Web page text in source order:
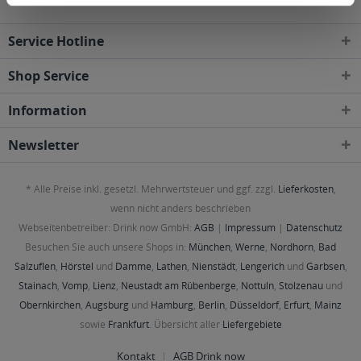
Service Hotline
Shop Service
Information
Newsletter
* Alle Preise inkl. gesetzl. Mehrwertsteuer und ggf. zzgl. Lieferkosten,
wenn nicht anders beschrieben
Webseitenbetreiber: Drink now GmbH: AGB | Impressum | Datenschutz
Besuchen Sie auch unsere Shops in: München, Werne, Nordhorn, Bad
Salzuflen, Hörstel und Damme, Lathen, Nienstädt, Lengerichund Garbsen,
Stainach, Vomp, Lienz, Neustadt am Rübenberge, Nottuln, Stolzenau und
Obernkirchen, Augsburg und Hamburg, Berlin, Düsseldorf, Erfurt, Mainz
sowie Frankfurt. Übersicht aller Liefergebiete
Kontakt AGB Drink now